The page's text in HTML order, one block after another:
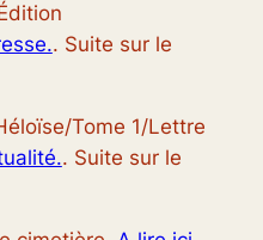
. Suite sur le
Tome 1/Lettre
. Suite sur le